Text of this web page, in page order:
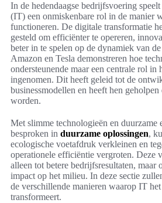
In de hedendaagse bedrijfsvoering
(IT) een onmiskenbare rol in de manier
functioneren. De digitale transformatie
gesteld om efficiënter te opereren,
beter in te spelen op de dynamiek van
Amazon en Tesla demonstreren hoe
ondersteunende maar een centrale rol in
ingenomen. Dit heeft geleid tot de
businessmodellen en heeft hen
worden.
Met slimme technologieën en duurzame
besproken in duurzame oplossingen,
ecologische voetafdruk verkleinen en
operationele efficiëntie vergroten. Deze
alleen tot betere bedrijfsresultaten, maar
impact op het milieu. In deze sectie
de verschillende manieren waarop IT
transformeert.